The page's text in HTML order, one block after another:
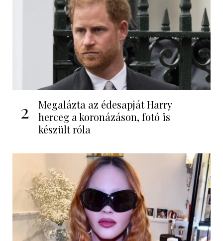
2
Megalázta az édesapját Harry
herceg a koronázáson, fotó is
készült róla